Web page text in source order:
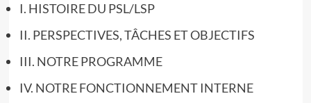
I. HISTOIRE DU PSL/LSP
II. PERSPECTIVES, TÂCHES ET OBJECTIFS
III. NOTRE PROGRAMME
IV. NOTRE FONCTIONNEMENT INTERNE